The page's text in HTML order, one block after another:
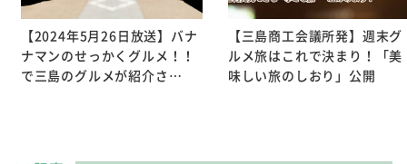
【2024年5月26日放送】バナ
ナマンのせっかくグルメ！！
で三島のグルメが紹介さ…
【三島商工会議所発】週末グ
ルメ旅はこれで決まり！「美
味しい旅のしおり」公開